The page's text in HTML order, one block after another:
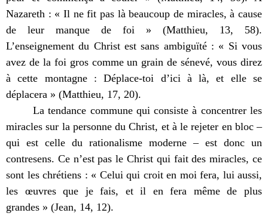
Nazareth : « Il ne fit pas là beaucoup de miracles, à cause
de leur manque de foi » (Matthieu, 13, 58).
L’enseignement du Christ est sans ambiguïté : « Si vous
avez de la foi gros comme un grain de sénevé, vous direz
à cette montagne : Déplace-toi d’ici à là, et elle se
déplacera » (Matthieu, 17, 20).
La tendance commune qui consiste à concentrer les
miracles sur la personne du Christ, et à le rejeter en bloc –
qui est celle du rationalisme moderne – est donc un
contresens. Ce n’est pas le Christ qui fait des miracles, ce
sont les chrétiens : « Celui qui croit en moi fera, lui aussi,
les œuvres que je fais, et il en fera même de plus
grandes » (Jean, 14, 12).